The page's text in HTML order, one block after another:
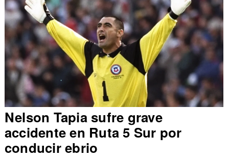
Nelson Tapia sufre grave
accidente en Ruta 5 Sur por
conducir ebrio